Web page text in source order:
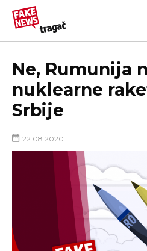
PRIJAVI LAŽNU VEST!
Ne, Rumunija
nuklearne
Srbije
22.08.2020.